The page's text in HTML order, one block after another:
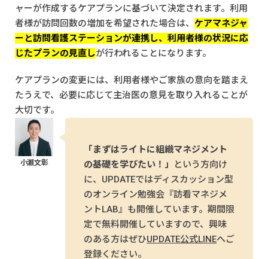
ャーが作成するケアプランに基づいて決定されます。利用
者様が訪問回数の増加を希望された場合は、 ケアマネジャ
ーと訪問看護ステーションが連携し、利用者様の状況に応
じたプランの見直しが行われることになります。
ケアプランの変更には、利用者様やご家族の意向を踏まえ
たうえで、必要に応じて主治医の意見を取り入れることが
大切です。
「まずはライトに組織マネジメント
の基礎を学びたい！」
という方向け
に、UPDATEではディスカッション型
のオンライン勉強会『訪看マネジメ
ントLAB』も開催しています。期間限
定で無料開催していますので、興味
のある方はぜひUPDATE公式LINEへご
登録ください。